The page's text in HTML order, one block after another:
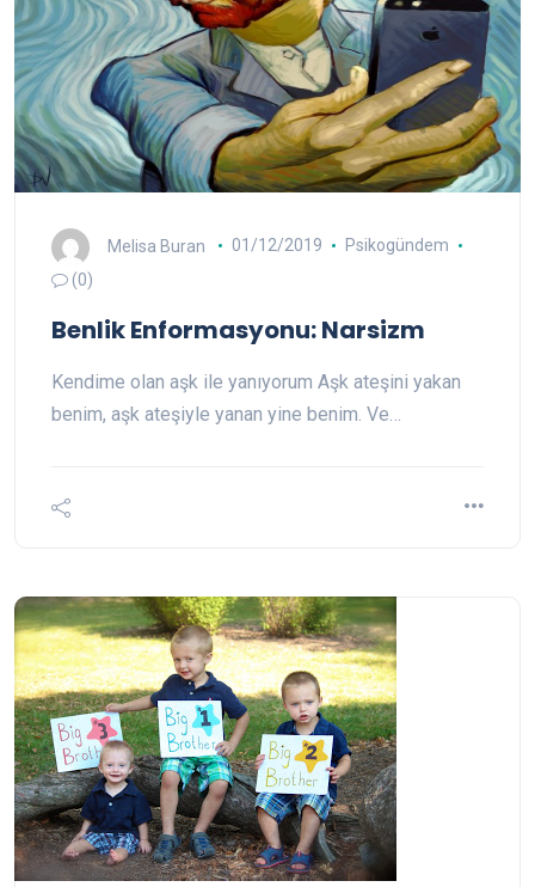
Melisa Buran 01/12/2019
Psikogündem
(0)
Benlik Enformasyonu: Narsizm
Kendime olan aşk ile yanıyorum Aşk ateşini yakan
benim, aşk ateşiyle yanan yine benim. Ve…